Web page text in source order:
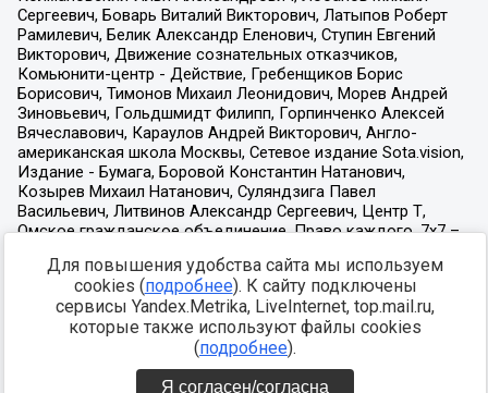
Для повышения удобства сайта мы используем
cookies (подробнее). К сайту подключены
сервисы Yandex.Metrika, LiveInternet, top.mail.ru,
которые также используют файлы cookies
(подробнее).
Я согласен/согласна